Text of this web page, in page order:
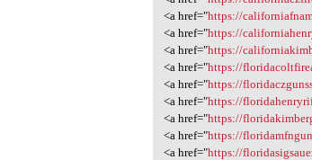
<a href="https://
<a href="https://
<a href="https://
<a href="https://
<a href="https://
<a href="https://
<a href="https://
<a href="https://
<a href="https://